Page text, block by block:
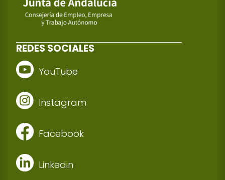
REDES SOCIALES
YouTube
Instagram
Facebook
Linkedin